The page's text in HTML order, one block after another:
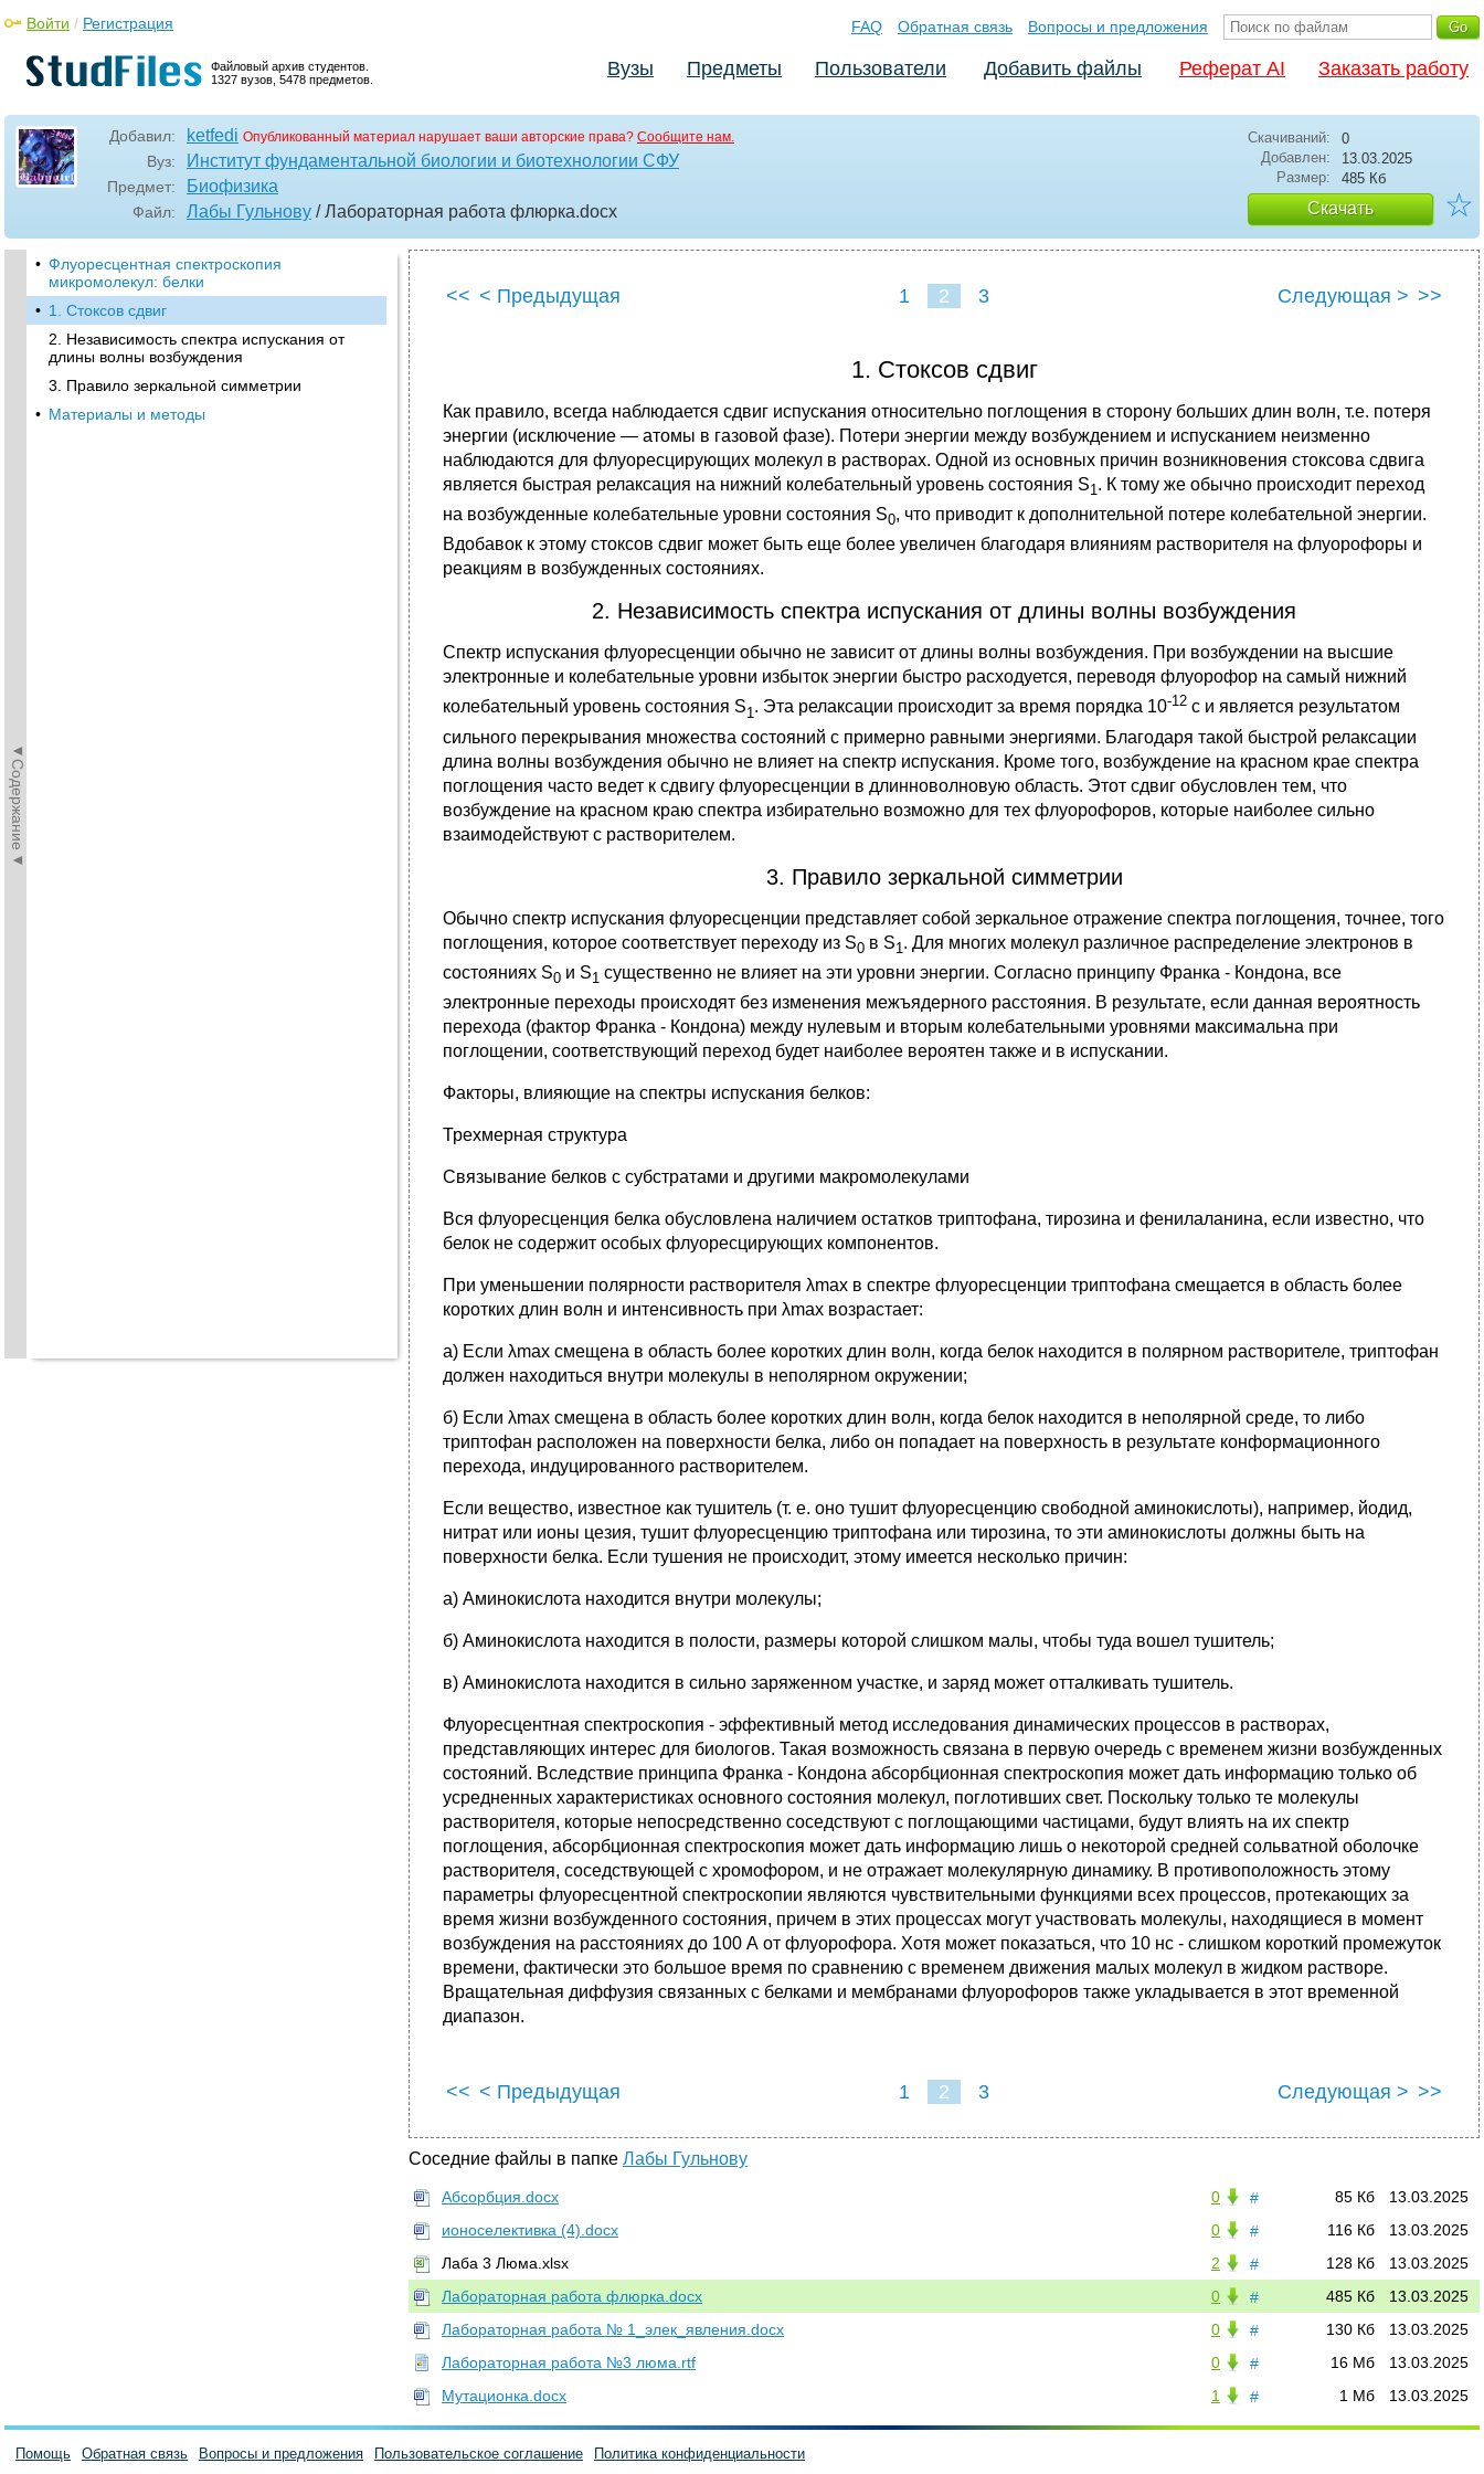
Файловый архив студентов.
1327 вузов, 5478 предметов.
Войти / Регистрация FAQ Обратная связь Вопросы и предложения
Вузы Предметы Пользователи Добавить файлы Реферат AI Заказать работу
Добавил: ketfedi Опубликованный материал нарушает ваши авторские права? Сообщите нам.
Вуз: Институт фундаментальной биологии и биотехнологии СФУ
Предмет: Биофизика
Файл: Лабы Гульнову / Лабораторная работа флюрка.docx
Скачиваний:
0
Добавлен:
13.03.2025
Размер:
485 Кб
Скачать ☆
◄Содержание◄
• Флуоресцентная спектроскопия
микромолекул: белки
• 1. Стоксов сдвиг
2. Независимость спектра испускания от
длины волны возбуждения
3. Правило зеркальной симметрии
• Материалы и методы
<< < Предыдущая 1 2 3 Следующая > >>
1. Стоксов сдвиг
Как правило, всегда наблюдается сдвиг испускания относительно поглощения в сторону больших длин волн, т.е. потеря
энергии (исключение — атомы в газовой фазе). Потери энергии между возбуждением и испусканием неизменно
наблюдаются для флуоресцирующих молекул в растворах. Одной из основных причин возникновения стоксова сдвига
является быстрая релаксация на нижний колебательный уровень состояния S1 . К тому же обычно происходит переход
на возбужденные колебательные уровни состояния S0, что приводит к дополнительной потере колебательной энергии.
Вдобавок к этому стоксов сдвиг может быть еще более увеличен благодаря влияниям растворителя на флуорофоры и
реакциям в возбужденных состояниях.
2. Независимость спектра испускания от длины волны возбуждения
Спектр испускания флуоресценции обычно не зависит от длины волны возбуждения. При возбуждении на высшие
электронные и колебательные уровни избыток энергии быстро расходуется, переводя флуорофор на самый нижний
колебательный уровень состояния S1 . Эта релаксации происходит за время порядка 10-12 с и является результатом
сильного перекрывания множества состояний с примерно равными энергиями. Благодаря такой быстрой релаксации
длина волны возбуждения обычно не влияет на спектр испускания. Кроме того, возбуждение на красном крае спектра
поглощения часто ведет к сдвигу флуоресценции в длинноволновую область. Этот сдвиг обусловлен тем, что
возбуждение на красном краю спектра избирательно возможно для тех флуорофоров, которые наиболее сильно
взаимодействуют с растворителем.
3. Правило зеркальной симметрии
Обычно спектр испускания флуоресценции представляет собой зеркальное отражение спектра поглощения, точнее, того
поглощения, которое соответствует переходу из S0 в S1 . Для многих молекул различное распределение электронов в
состояниях S0 и S1 существенно не влияет на эти уровни энергии. Согласно принципу Франка - Кондона, все
электронные переходы происходят без изменения межъядерного расстояния. В результате, если данная вероятность
перехода (фактор Франка - Кондона) между нулевым и вторым колебательными уровнями максимальна при
поглощении, соответствующий переход будет наиболее вероятен также и в испускании.
Факторы, влияющие на спектры испускания белков:
Трехмерная структура
Связывание белков с субстратами и другими макромолекулами
Вся флуоресценция белка обусловлена наличием остатков триптофана, тирозина и фенилаланина, если известно, что
белок не содержит особых флуоресцирующих компонентов.
При уменьшении полярности растворителя λmax в спектре флуоресценции триптофана смещается в область более
коротких длин волн и интенсивность при λmax возрастает:
а) Если λmax смещена в область более коротких длин волн, когда белок находится в полярном растворителе, триптофан
должен находиться внутри молекулы в неполярном окружении;
б) Если λmax смещена в область более коротких длин волн, когда белок находится в неполярной среде, то либо
триптофан расположен на поверхности белка, либо он попадает на поверхность в результате конформационного
перехода, индуцированного растворителем.
Если вещество, известное как тушитель (т. е. оно тушит флуоресценцию свободной аминокислоты), например, йодид,
нитрат или ионы цезия, тушит флуоресценцию триптофана или тирозина, то эти аминокислоты должны быть на
поверхности белка. Если тушения не происходит, этому имеется несколько причин:
а) Аминокислота находится внутри молекулы;
б) Аминокислота находится в полости, размеры которой слишком малы, чтобы туда вошел тушитель;
в) Аминокислота находится в сильно заряженном участке, и заряд может отталкивать тушитель.
Флуоресцентная спектроскопия - эффективный метод исследования динамических процессов в растворах,
представляющих интерес для биологов. Такая возможность связана в первую очередь с временем жизни возбужденных
состояний. Вследствие принципа Франка - Кондона абсорбционная спектроскопия может дать информацию только об
усредненных характеристиках основного состояния молекул, поглотивших свет. Поскольку только те молекулы
растворителя, которые непосредственно соседствуют с поглощающими частицами, будут влиять на их спектр
поглощения, абсорбционная спектроскопия может дать информацию лишь о некоторой средней сольватной оболочке
растворителя, соседствующей с хромофором, и не отражает молекулярную динамику. В противоположность этому
параметры флуоресцентной спектроскопии являются чувствительными функциями всех процессов, протекающих за
время жизни возбужденного состояния, причем в этих процессах могут участвовать молекулы, находящиеся в момент
возбуждения на расстояниях до 100 А от флуорофора. Хотя может показаться, что 10 нс - слишком короткий промежуток
времени, фактически это большое время по сравнению с временем движения малых молекул в жидком растворе.
Вращательная диффузия связанных с белками и мембранами флуорофоров также укладывается в этот временной
диапазон.
<< < Предыдущая 1 2 3 Следующая > >>
Соседние файлы в папке Лабы Гульнову
# 13.03.2025
85 Кб
0
Абсорбция.docx
#
13.03.2025
116 Кб
0
ионоселективка (4).docx
#
13.03.2025
128 Кб
2
Лаба 3 Люма.xlsx
#
13.03.2025
485 Кб
0
Лабораторная работа флюрка.docx
#
13.03.2025
130 Кб
0
Лабораторная работа № 1_элек_явления.docx
#
13.03.2025
16 Мб
0
Лабораторная работа №3 люма.rtf
#
13.03.2025
1 Мб
1
Мутационка.docx
Помощь Обратная связь Вопросы и предложения Пользовательское соглашение Политика конфиденциальности